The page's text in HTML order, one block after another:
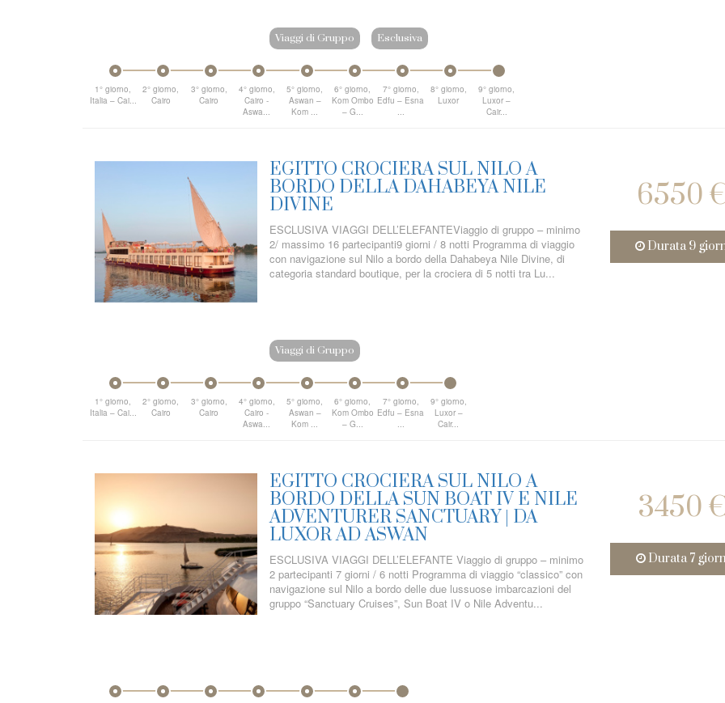
Viaggi di Gruppo Esclusiva
1° giorno,
Italia – Cai...
2° giorno,
Cairo
3° giorno,
Cairo
4° giorno,
Cairo -
Aswa...
5° giorno,
Aswan –
Kom ...
6° giorno,
Kom Ombo
– G...
7° giorno,
Edfu – Esna
...
8° giorno,
Luxor
9° giorno,
Luxor –
Cair...
EGITTO CROCIERA SUL NILO A
BORDO DELLA DAHABEYA NILE
DIVINE
ESCLUSIVA VIAGGI DELL’ELEFANTEViaggio di gruppo – minimo
2/ massimo 16 partecipanti9 giorni / 8 notti Programma di viaggio
con navigazione sul Nilo a bordo della Dahabeya Nile Divine, di
categoria standard boutique, per la crociera di 5 notti tra Lu...
Viaggi di Gruppo
6550
Durata 9
1° giorno,
Italia – Cai...
2° giorno,
Cairo
3° giorno,
Cairo
4° giorno,
Cairo -
Aswa...
5° giorno,
Aswan –
Kom ...
6° giorno,
Kom Ombo
– G...
7° giorno,
Edfu – Esna
...
9° giorno,
Luxor –
Cair...
EGITTO CROCIERA SUL NILO A
BORDO DELLA SUN BOAT IV E NILE
ADVENTURER SANCTUARY | DA
LUXOR AD ASWAN
ESCLUSIVA VIAGGI DELL’ELEFANTE Viaggio di gruppo – minimo
2 partecipanti 7 giorni / 6 notti Programma di viaggio “classico” con
navigazione sul Nilo a bordo delle due lussuose imbarcazioni del
gruppo “Sanctuary Cruises”, Sun Boat IV o Nile Adventu...
3450
Durata 7